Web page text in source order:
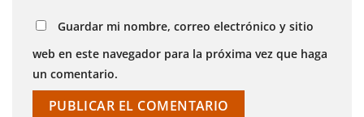
Guardar mi nombre, correo electrónico y sitio
web en este navegador para la próxima vez que haga
un comentario.